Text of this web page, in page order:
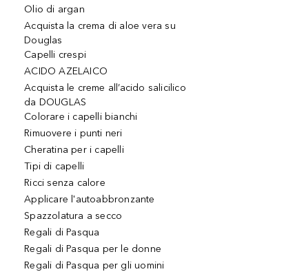
Olio di argan
Acquista la crema di aloe vera su
Douglas
Capelli crespi
ACIDO AZELAICO
Acquista le creme all’acido salicilico
da DOUGLAS
Colorare i capelli bianchi
Rimuovere i punti neri
Cheratina per i capelli
Tipi di capelli
Ricci senza calore
Applicare l'autoabbronzante
Spazzolatura a secco
Regali di Pasqua
Regali di Pasqua per le donne
Regali di Pasqua per gli uomini